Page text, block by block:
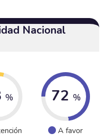
Nacional
% 72 %
A favor